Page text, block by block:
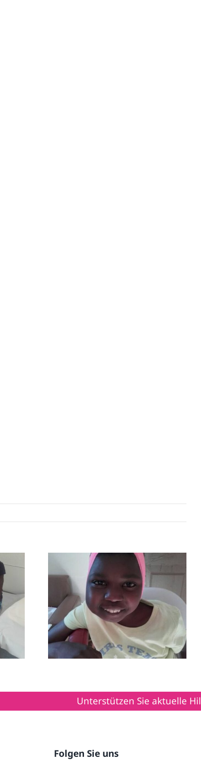
Ein Gast aus Burkina
Faso
Unterstützen Sie aktuelle
Folgen Sie uns